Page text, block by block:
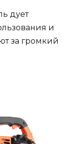
дует
и
за громкий